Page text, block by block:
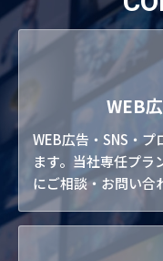
WEB
WEB広告・SNS・
ます。当社専任プラ
にご相談・お問い合